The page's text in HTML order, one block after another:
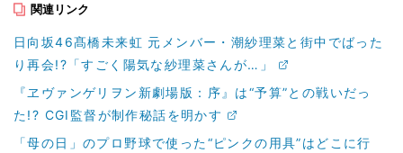
関連リンク
日向坂46髙橋未来虹 元メンバー・潮紗理菜と街中でばった
り再会!?「すごく陽気な紗理菜さんが…」
『ヱヴァンゲリヲン新劇場版：序』は“予算”との戦いだっ
た!? CGI監督が制作秘話を明かす
「母の日」のプロ野球で使った“ピンクの用具”はどこに行